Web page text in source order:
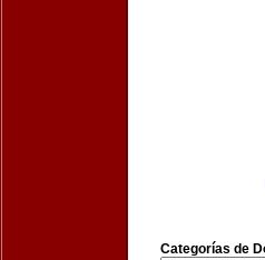
Categorías de